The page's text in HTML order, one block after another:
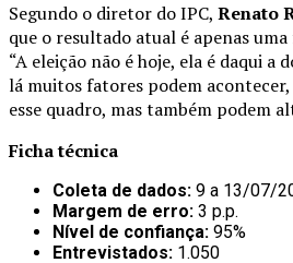
Segundo o diretor do IPC, Renato
que o resultado atual é apenas
“A eleição não é hoje, ela é daqui a
lá muitos fatores podem
esse quadro, mas também podem
Ficha técnica
Coleta de dados: 9 a 13/07/
Margem de erro: 3 p.p.
Nível de confiança: 95%
Entrevistados: 1.050